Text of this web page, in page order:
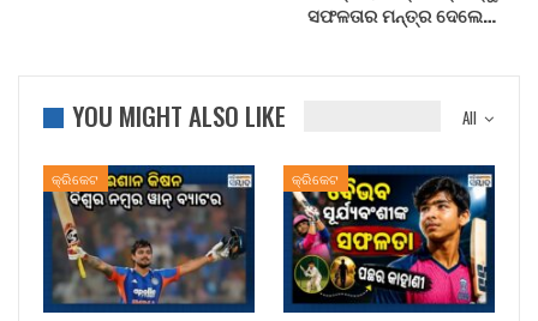
ସଫଳତାର ମନ୍ତ୍ର ଦେଲେ…
All
YOU MIGHT ALSO LIKE
କ୍ରିକେଟ କ୍ରିକେଟ